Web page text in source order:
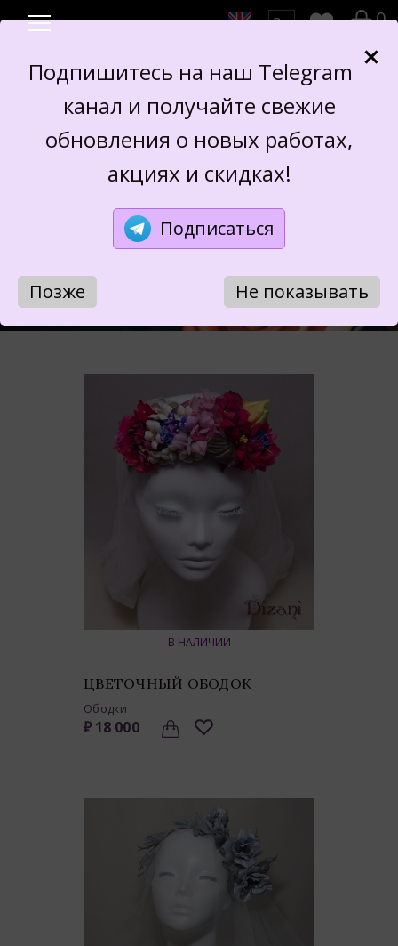
0
ОБОДКИ
В НАЛИЧИИ
ЦВЕТОЧНЫЙ ОБОДОК
Ободки
₽ 18 000
Подпишитесь на наш Telegram
канал и получайте свежие
обновления о новых работах,
акциях и скидках!
Подписаться
Позже Не показывать